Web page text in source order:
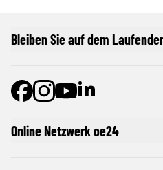
Online Netzwerk oe24
Bleiben Sie auf dem